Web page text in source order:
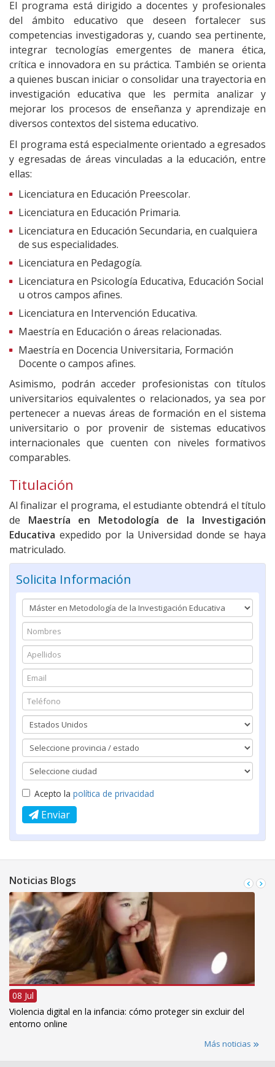
El programa está dirigido a docentes y profesionales
del ámbito educativo que deseen fortalecer sus
competencias investigadoras y, cuando sea pertinente,
integrar tecnologías emergentes de manera ética,
crítica e innovadora en su práctica. También se orienta
a quienes buscan iniciar o consolidar una trayectoria en
investigación educativa que les permita analizar y
mejorar los procesos de enseñanza y aprendizaje en
diversos contextos del sistema educativo.
El programa está especialmente orientado a egresados
y egresadas de áreas vinculadas a la educación, entre
ellas:
Licenciatura en Educación Preescolar.
Licenciatura en Educación Primaria.
Licenciatura en Educación Secundaria, en cualquiera
de sus especialidades.
Licenciatura en Pedagogía.
Licenciatura en Psicología Educativa, Educación Social
u otros campos afines.
Licenciatura en Intervención Educativa.
Maestría en Educación o áreas relacionadas.
Maestría en Docencia Universitaria, Formación
Docente o campos afines.
Asimismo, podrán acceder profesionistas con títulos
universitarios equivalentes o relacionados, ya sea por
pertenecer a nuevas áreas de formación en el sistema
universitario o por provenir de sistemas educativos
internacionales que cuenten con niveles formativos
comparables.
Titulación
Al finalizar el programa, el estudiante obtendrá el título
de Maestría en Metodología de la Investigación
Educativa expedido por la Universidad donde se haya
matriculado.
Solicita Información
Acepto la política de privacidad
Enviar
Noticias Blogs
08 Jul
Violencia digital en la infancia: cómo proteger sin excluir del
entorno online
Más noticias